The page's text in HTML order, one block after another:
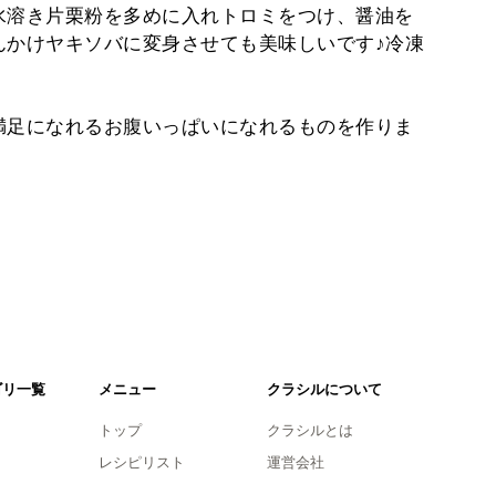
き片栗粉を多めに入れトロミをつけ、醤油を
けヤキソバに変身させても美味しいです♪冷凍
になれるお腹いっぱいになれるものを作りま
一覧 メニュー
トップ
レシピリスト
クラシルについて
クラシルとは
運営会社